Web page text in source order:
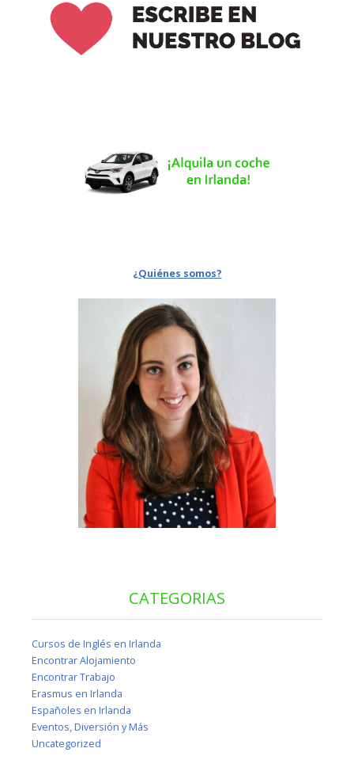
¿Quiénes somos?
CATEGORIAS
Cursos de Inglés en Irlanda
Encontrar Alojamiento
Encontrar Trabajo
Erasmus en Irlanda
Españoles en Irlanda
Eventos, Diversión y Más
Uncategorized